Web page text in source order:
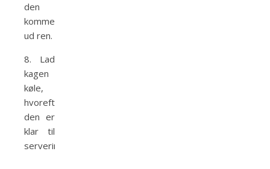
den
kommer
ud ren.
8. Lad
kagen
køle,
hvorefter
den er
klar til
servering.